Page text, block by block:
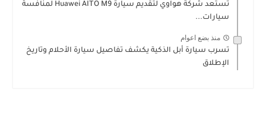
تستعد شركة هواوي لتقديم سيارة Huawei AITO M9 لمنافسة
سيارات...
منذ بضع اعوام
تسرب سيارة أبل الذكية يكشف تفاصيل سيارة الأحلام وتاريخ
الإطلاق